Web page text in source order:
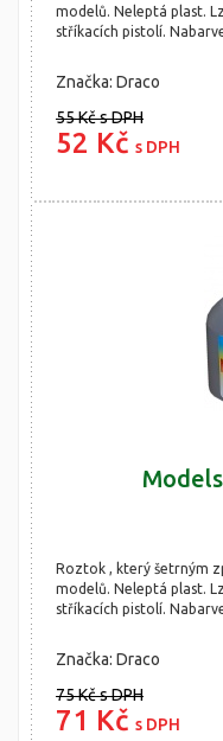
modelů. Neleptá plast.
stříkacích pistolí.
Značka: Draco
55 Kčs DPH
52 Kč s DPH
Roztok , který šetrným
modelů. Neleptá plast.
stříkacích pistolí.
Značka: Draco
75 Kčs DPH
71 Kč s DPH